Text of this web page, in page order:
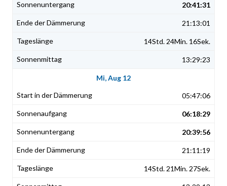
20:41:31
21:13:01
14Std. 24Min. 16Sek.
13:29:23
Mi, Aug 12
05:47:06
06:18:29
20:39:56
21:11:19
14Std. 21Min. 27Sek.